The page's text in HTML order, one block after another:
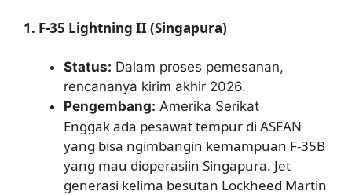
1. F-35 Lightning II (Singapura)
Status: Dalam proses pemesanan,
rencananya kirim akhir 2026.
Pengembang: Amerika Serikat
Enggak ada pesawat tempur di ASEAN
yang bisa ngimbangin kemampuan F-35B
yang mau dioperasiin Singapura. Jet
generasi kelima besutan Lockheed Martin